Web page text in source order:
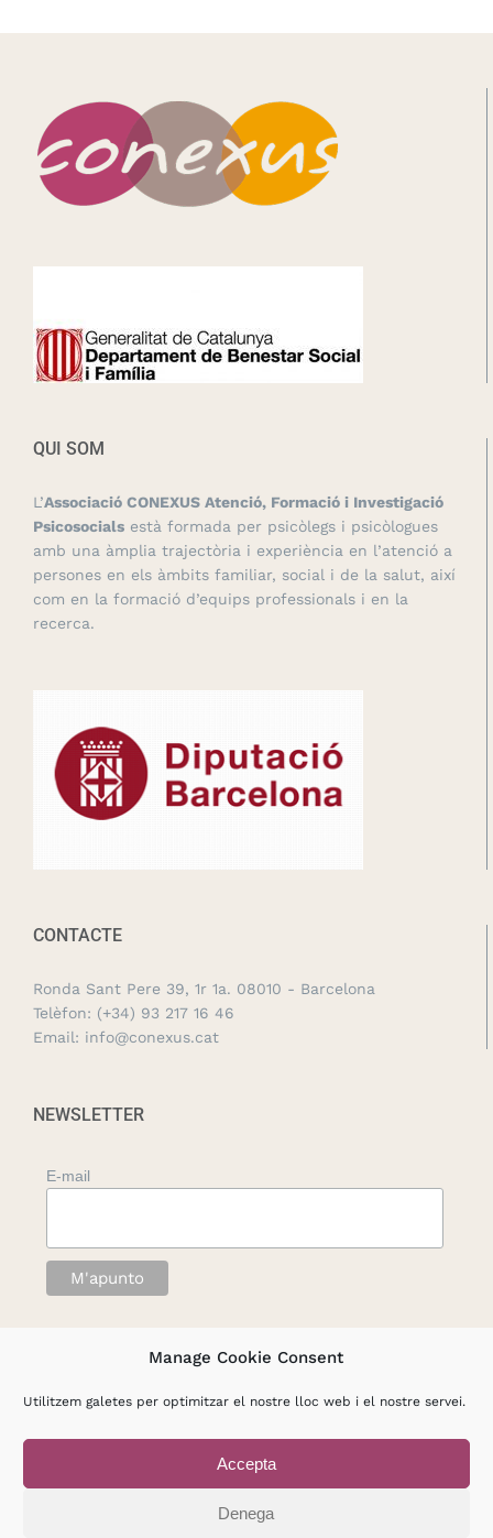
Manage Cookie Consent
Utilitzem galetes per optimitzar el nostre lloc web i el nostre servei.
Accepta
Denega
QUI SOM
L’Associació CONEXUS Atenció, Formació i Investigació
Psicosocials està formada per psicòlegs i psicòlogues
amb una àmplia trajectòria i experiència en l’atenció a
persones en els àmbits familiar, social i de la salut, així
com en la formació d’equips professionals i en la
recerca.
CONTACTE
Ronda Sant Pere 39, 1r 1a. 08010 - Barcelona
Telèfon: (+34) 93 217 16 46
Email: info@conexus.cat
NEWSLETTER
E-mail
2026 |Associació Conexus. Atenció,
Política de privacitat